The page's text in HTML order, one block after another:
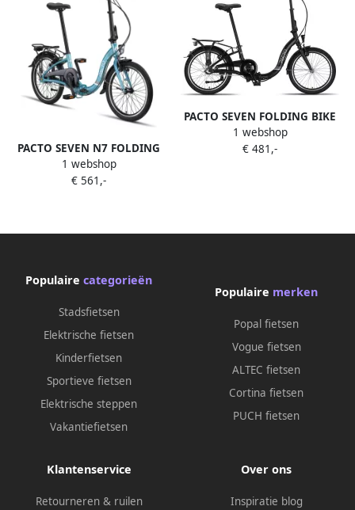
PACTO SEVEN N7 FOLDING
BIKE BLUE Nexus 7v
VOUWFIETS PLOOIFIETS
1 webshop
€ 561,-
PACTO SEVEN FOLDING BIKE
BLACK 3v VOUWFIETS
PLOOIFIETS LAGE INSTAP
1 webshop
€ 481,-
Populaire categorieën
Stadsfietsen
Elektrische fietsen
Kinderfietsen
Sportieve fietsen
Elektrische steppen
Vakantiefietsen
Populaire merken
Popal fietsen
Vogue fietsen
ALTEC fietsen
Cortina fietsen
PUCH fietsen
Klantenservice
Retourneren & ruilen
Over ons
Inspiratie blog